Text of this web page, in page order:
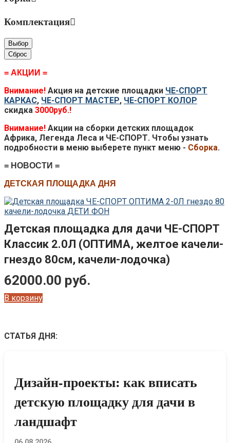
Комплектация
Выбор
Сброс
= АКЦИИ =
Внимание! Акция на детские площадки ЧЕ-СПОРТ
КАРКАС, ЧЕ-СПОРТ МАСТЕР, ЧЕ-СПОРТ КОЛОР
скидка 3000руб.!
Внимание! Акции на сборки детских площадок
Африка, Легенда Леса и ЧЕ-СПОРТ. Чтобы узнать
подробности в меню выберете пункт меню - Сборка.
= НОВОСТИ =
ДЕТСКАЯ ПЛОЩАДКА ДНЯ
Детская площадка для дачи ЧЕ-СПОРТ
Классик 2.0Л (ОПТИМА, желтое качели-
гнездо 80см, качели-лодочка)
62000.00 руб.
В корзину
СТАТЬЯ ДНЯ:
Дизайн-проекты: как вписать
детскую площадку для дачи в
ландшафт